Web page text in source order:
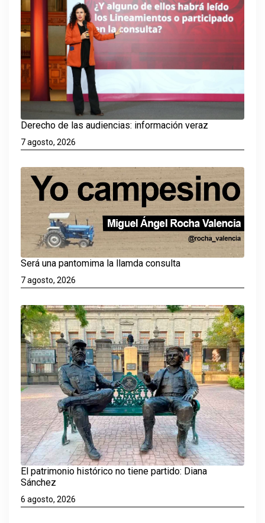
Derecho de las audiencias: información veraz
7 agosto, 2026
Será una pantomima la llamda consulta
7 agosto, 2026
El patrimonio histórico no tiene partido: Diana
Sánchez
6 agosto, 2026